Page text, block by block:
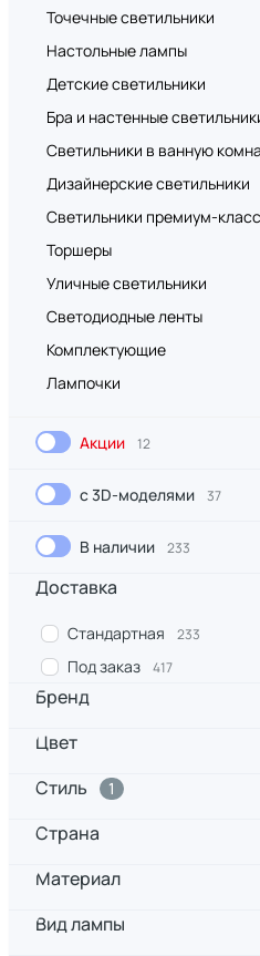
Точечные светильники
Настольные лампы
Детские светильники
Бра и настенные
Светильники в ванную
Дизайнерские светильники
Светильники премиум-
Торшеры
Уличные светильники
Светодиодные ленты
Комплектующие
Лампочки
Акции 12
с 3D-моделями 37
В наличии 233
Доставка
Стандартная 233
Под заказ 417
Бренд
Цвет
Стиль
1
Страна
Материал
Вид лампы